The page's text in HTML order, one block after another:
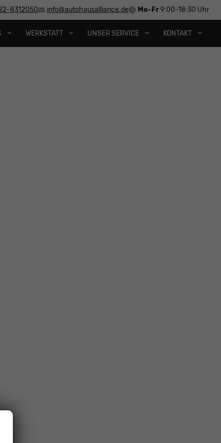
8312050 info@autohausalliance.de Mo-Fr9:00-18:30 Uhr
WERKSTATT UNSER SERVICE KONTAKT